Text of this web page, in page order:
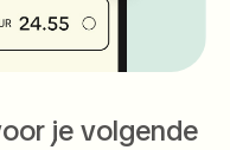
je volgende